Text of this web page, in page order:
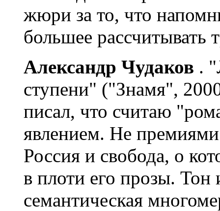
жюри за то, что
большее рассчитывать
Александр Чудаков .
ступени" ("Знамя",
писал, что считаю
явлением. Не
Россия и свобода, о
в плоти его прозы. Тон
семантическая